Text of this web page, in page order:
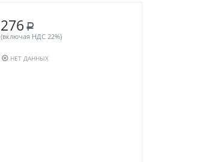
276 Р
(включая НДС 22%)
НЕТ ДАННЫХ